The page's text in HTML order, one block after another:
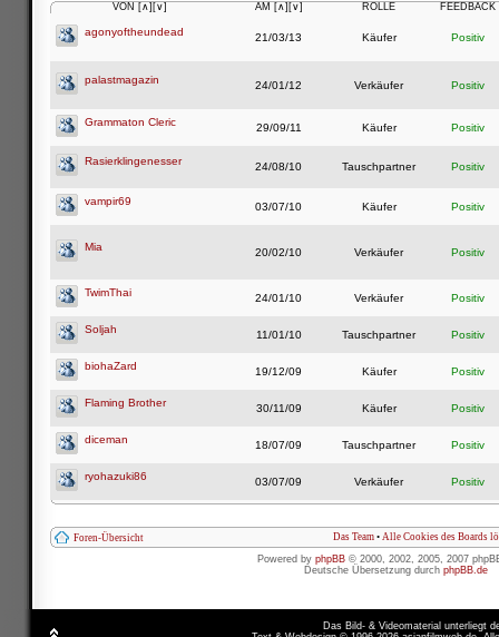
VON [∧] [∨] AM [∧] [∨] ROLLE FEEDBACK
agonyoftheundead 21/03/13 Käufer Positiv
palastmagazin 24/01/12 Verkäufer Positiv
Grammaton Cleric 29/09/11 Käufer Positiv
Rasierklingenesser 24/08/10 Tauschpartner Positiv
vampir69 03/07/10 Käufer Positiv
Mia 20/02/10 Verkäufer Positiv
TwimThai 24/01/10 Verkäufer Positiv
Soljah 11/01/10 Tauschpartner Positiv
biohaZard 19/12/09 Käufer Positiv
Flaming Brother 30/11/09 Käufer Positiv
diceman 18/07/09 Tauschpartner Positiv
ryohazuki86 03/07/09 Verkäufer Positiv
Foren-Übersicht Das Team • Alle Cookies des Boards
Powered by phpBB © 2000, 2002, 2005, 2007
Deutsche Übersetzung durch phpBB.de
Das Bild- & Videomaterial unterliegt